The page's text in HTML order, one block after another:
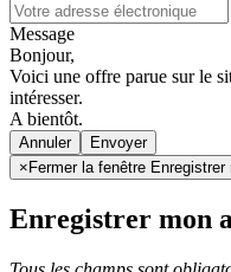
Message
Bonjour,
Voici une offre parue sur le
intéresser.
A bientôt.
Annuler
× Fermer la fenêtre Enregistrer
Enregistrer mon